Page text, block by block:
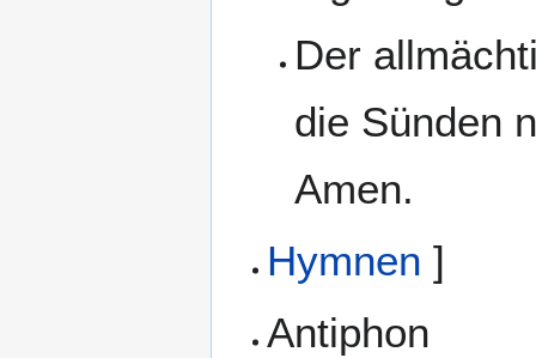
Der
die Sünden
Amen.
Hymnen ]
Antiphon